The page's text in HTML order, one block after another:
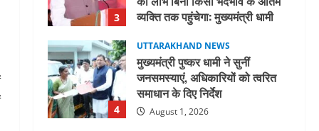
3
व्यक्ति तक पहुंचेगा: मुख्यमंत्री धामी
4
UTTARAKHAND NEWS
मुख्यमंत्री पुष्कर धामी ने सुनीं
जनसमस्याएं, अधिकारियों को त्वरित
समाधान के दिए निर्देश
August 1, 2026